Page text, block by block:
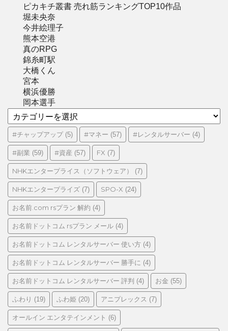
ピカキチ叢書 売れ筋ランキングTOP10作品
堀未央奈
今井絵理子
熊本空港
真のRPG
錦糸町駅
大橋くん
宮本
横浜優勝
岡本選手
テ
ゴ
リ
ー
#チャップアップ(5) #マネー (57) #レンタルサーバー (4)
#副業 (59) #資産 (57) FX (7)
NHKエンタープライス（ソフトウェア） (7)
NHKエンタープライズ (7) SPO-X (24)
お名前.com rsプラン 解約 (4)
お名前ドットコム rsプラン メール (4)
お名前ドットコム レンタルサーバー 使い方 (4)
お名前ドットコム レンタルサーバー 勝手に (4)
お名前ドットコム レンタルサーバー 評判 (4) お金 (55)
ふわり (19) ふわ姫 (20) アニプレックス (7)
オールイン エンタテインメント (6)